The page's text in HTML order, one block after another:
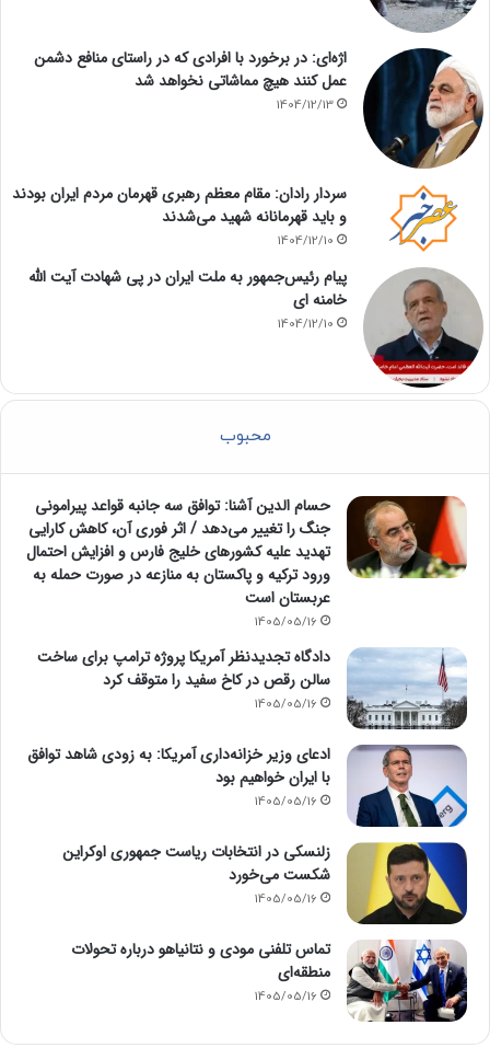
اژه‌ای: در برخورد با افرادی که در راستای منافع دشمن
عمل کنند هیچ مماشاتی نخواهد شد
1404/12/13
سردار رادان: مقام معظم رهبری قهرمان مردم ایران بودند
و باید قهرمانانه شهید می‌شدند
1404/12/10
پیام رئیس‌جمهور به ملت ایران در پی شهادت آیت الله
خامنه ای
1404/12/10
محبوب
حسام الدین آشنا: توافق سه جانبه قواعد پیرامونی
جنگ را تغییر می‌دهد / اثر فوری آن، کاهش کارایی
تهدید علیه کشور‌های خلیج فارس و افزایش احتمال
ورود ترکیه و پاکستان به منازعه در صورت حمله به
عربستان است
1405/05/16
دادگاه تجدیدنظر آمریکا پروژه ترامپ برای ساخت
سالن رقص در کاخ سفید را متوقف کرد
1405/05/16
ادعای وزیر خزانه‌داری آمریکا: به زودی شاهد توافق
با ایران خواهیم بود
1405/05/16
زلنسکی در انتخابات ریاست جمهوری اوکراین
شکست می‌خورد
1405/05/16
تماس تلفنی مودی و نتانیاهو درباره تحولات
منطقه‌ای
1405/05/16